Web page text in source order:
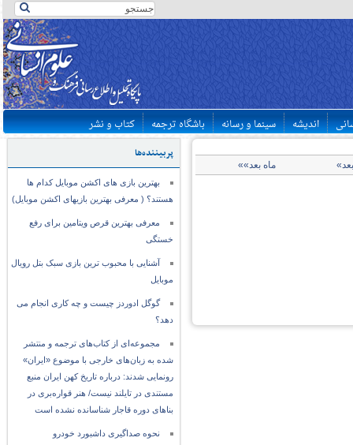
اندیشه سینما و رسانه باشگاه ترجمه کتاب و نشر
پربیننده‌ها
بهترین بازی های اکشن موبایل کدام ها
هستند؟ ( معرفی بهترین بازیهای اکشن موبایل)
معرفی بهترین قرص ویتامین برای رفع
خستگی
آشنایی با محبوب ترین بازی سبک بتل رویال
موبایل
گوگل ادوردز چیست و چه کاری انجام می
دهد؟
مجموعه‌ای از کتاب‌های ترجمه و منتشر
شده به زبان‌های خارجی با موضوع «ایران»
رونمایی شدند: درباره تاریخ کهن ایران منبع
مستندی در تایلند نیست/ هنر قواره‌بری در
بناهای دوره قاجار شناسانده نشده است
نحوه صداگیری داشبورد خودرو
ماه بعد»»